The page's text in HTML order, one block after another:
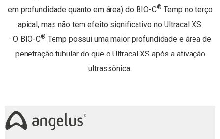
em profundidade quanto em área) do BIO-C® Temp no terço
apical, mas não tem efeito significativo no Ultracal XS.
· O BIO-C® Temp possui uma maior profundidade e área de
penetração tubular do que o Ultracal XS após a ativação
ultrassônica.